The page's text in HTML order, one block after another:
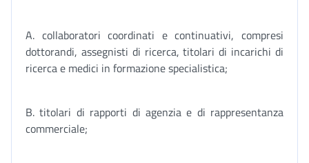
A. collaboratori coordinati e continuativi, compresi
dottorandi, assegnisti di ricerca, titolari di incarichi di
ricerca e medici in formazione specialistica;
B. titolari di rapporti di agenzia e di rappresentanza
commerciale;